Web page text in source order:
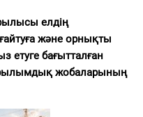
елдің
және орнықты
етуге бағытталған
жобаларының